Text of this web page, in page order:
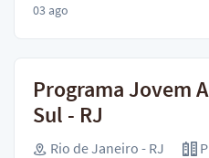
03 ago
Programa Jovem
Sul - RJ
Rio de Janeiro - RJ